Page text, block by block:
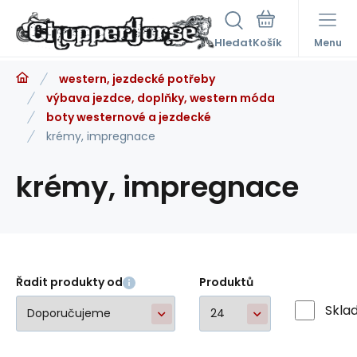
Hledat Menu
western, jezdecké potřeby
výbava jezdce, doplňky, western móda
boty westernové a jezdecké
krémy, impregnace
krémy, impregnace
Řadit produkty od Produktů